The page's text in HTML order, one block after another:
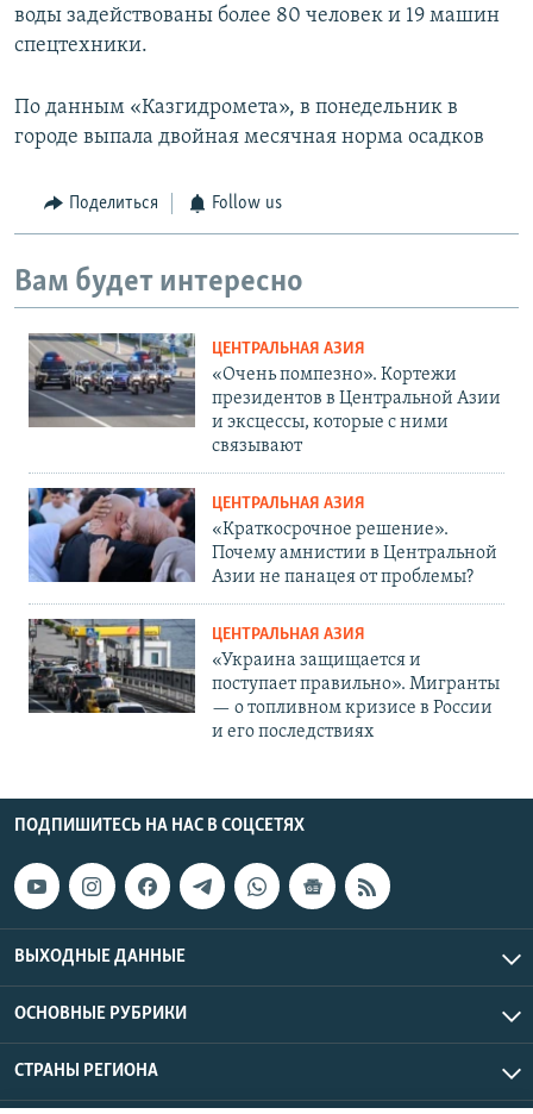
воды задействованы более 80 человек и 19 машин
спецтехники.
По данным «Казгидромета», в понедельник в
городе выпала двойная месячная норма осадков
Поделиться Follow us
Вам будет интересно
ЦЕНТРАЛЬНАЯ АЗИЯ
«Очень помпезно». Кортежи
президентов в Центральной Азии
и эксцессы, которые с ними
связывают
ЦЕНТРАЛЬНАЯ АЗИЯ
«Краткосрочное решение».
Почему амнистии в Центральной
Азии не панацея от проблемы?
ЦЕНТРАЛЬНАЯ АЗИЯ
«Украина защищается и
поступает правильно». Мигранты
— о топливном кризисе в России
и его последствиях
ПОДПИШИТЕСЬ НА НАС В СОЦСЕТЯХ
ВЫХОДНЫЕ ДАННЫЕ
ОСНОВНЫЕ РУБРИКИ
СТРАНЫ РЕГИОНА